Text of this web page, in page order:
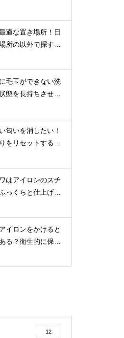
適な置き場所！日
所の以外で探すポ
毛玉ができない洗
態を長持ちさせる
匂いを消したい！
をリセットする手
はアイロンのスチ
っくらと仕上げる
イロンをかけると
る？衛生的に保つ
12